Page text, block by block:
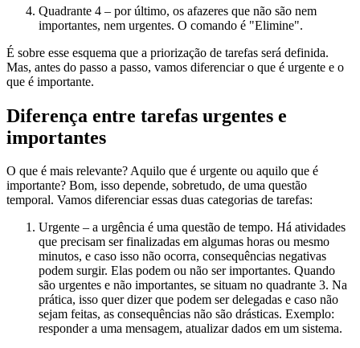
Quadrante 4 – por último, os afazeres que não são nem
importantes, nem urgentes. O comando é "Elimine".
É sobre esse esquema que a priorização de tarefas será definida.
Mas, antes do passo a passo, vamos diferenciar o que é urgente e o
que é importante.
Diferença entre tarefas urgentes e
importantes
O que é mais relevante? Aquilo que é urgente ou aquilo que é
importante? Bom, isso depende, sobretudo, de uma questão
temporal. Vamos diferenciar essas duas categorias de tarefas:
Urgente – a urgência é uma questão de tempo. Há atividades
que precisam ser finalizadas em algumas horas ou mesmo
minutos, e caso isso não ocorra, consequências negativas
podem surgir. Elas podem ou não ser importantes. Quando
são urgentes e não importantes, se situam no quadrante 3. Na
prática, isso quer dizer que podem ser delegadas e caso não
sejam feitas, as consequências não são drásticas. Exemplo:
responder a uma mensagem, atualizar dados em um sistema.